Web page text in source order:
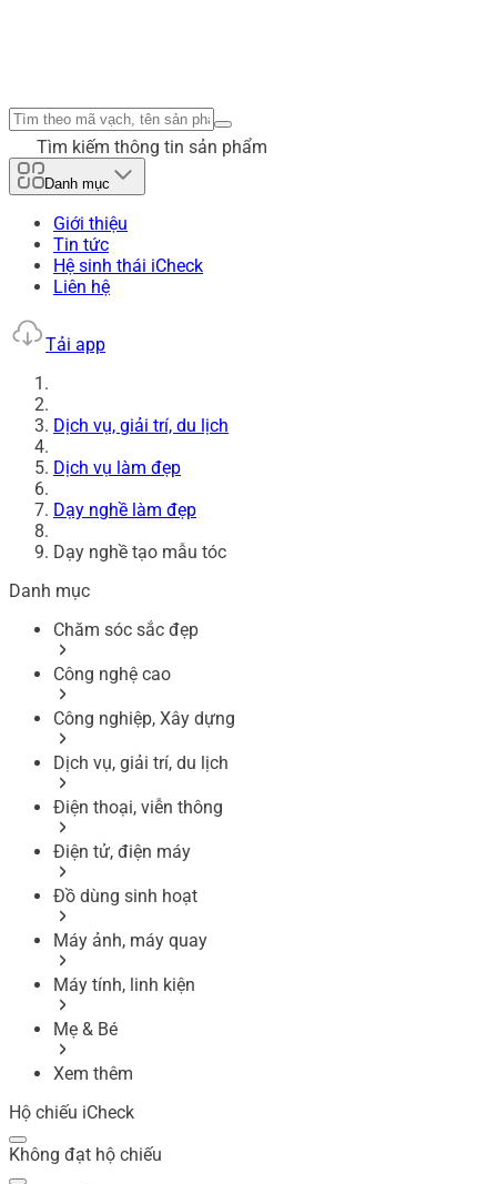
Tìm kiếm thông tin sản phẩm
Danh mục
Giới thiệu
Tin tức
Hệ sinh thái iCheck
Liên hệ
Tải app
Dịch vụ, giải trí, du lịch
Dịch vụ làm đẹp
Dạy nghề làm đẹp
Dạy nghề tạo mẫu tóc
Danh mục
Chăm sóc sắc đẹp
Công nghệ cao
Công nghiệp, Xây dựng
Dịch vụ, giải trí, du lịch
Điện thoại, viễn thông
Điện tử, điện máy
Đồ dùng sinh hoạt
Máy ảnh, máy quay
Máy tính, linh kiện
Mẹ & Bé
Xem thêm
Hộ chiếu iCheck
Không đạt hộ chiếu